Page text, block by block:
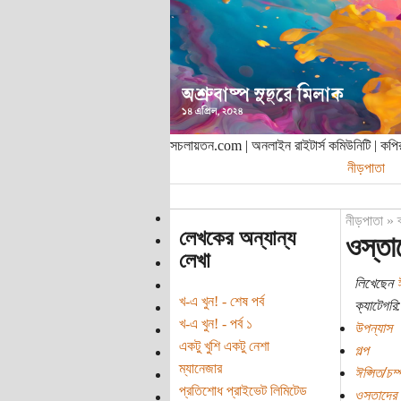
সচলায়তন.com | অনলাইন রাইটার্স কমিউনিটি |
নীড়পাতা
লেখকের অন্যান্য
লেখা
খ-এ খুন! - শেষ পর্ব
খ-এ খুন! - পর্ব ১
একটু খুশি একটু নেশা
ম্যানেজার
প্রতিশোধ প্রাইভেট লিমিটেড
নীড়পাতা»
লিখেছেন
ক্যাটেগরি:
উপন্যাস
গল্প
ঈপ্সিত/
ওস্তাদের